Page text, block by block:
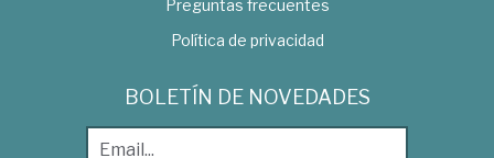
Preguntas frecuentes
Política de privacidad
BOLETÍN DE NOVEDADES